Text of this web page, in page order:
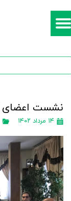
حساب کاربری من
نشست اعضای
۱۴ مرداد ۱۴۰۲